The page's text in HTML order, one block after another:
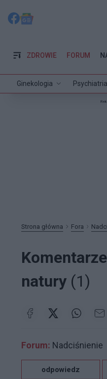
ZDROWIE
Ginekologia Psychiatria
FORUM
Strona główna Fora
natury (1)
Forum: Nadciśnienie
odpowiedz